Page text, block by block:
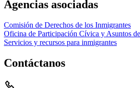
Agencias asociadas
Comisión de Derechos de los Inmigrantes
Oficina de Participación Cívica y Asuntos
Servicios y recursos para inmigrantes
Contáctanos